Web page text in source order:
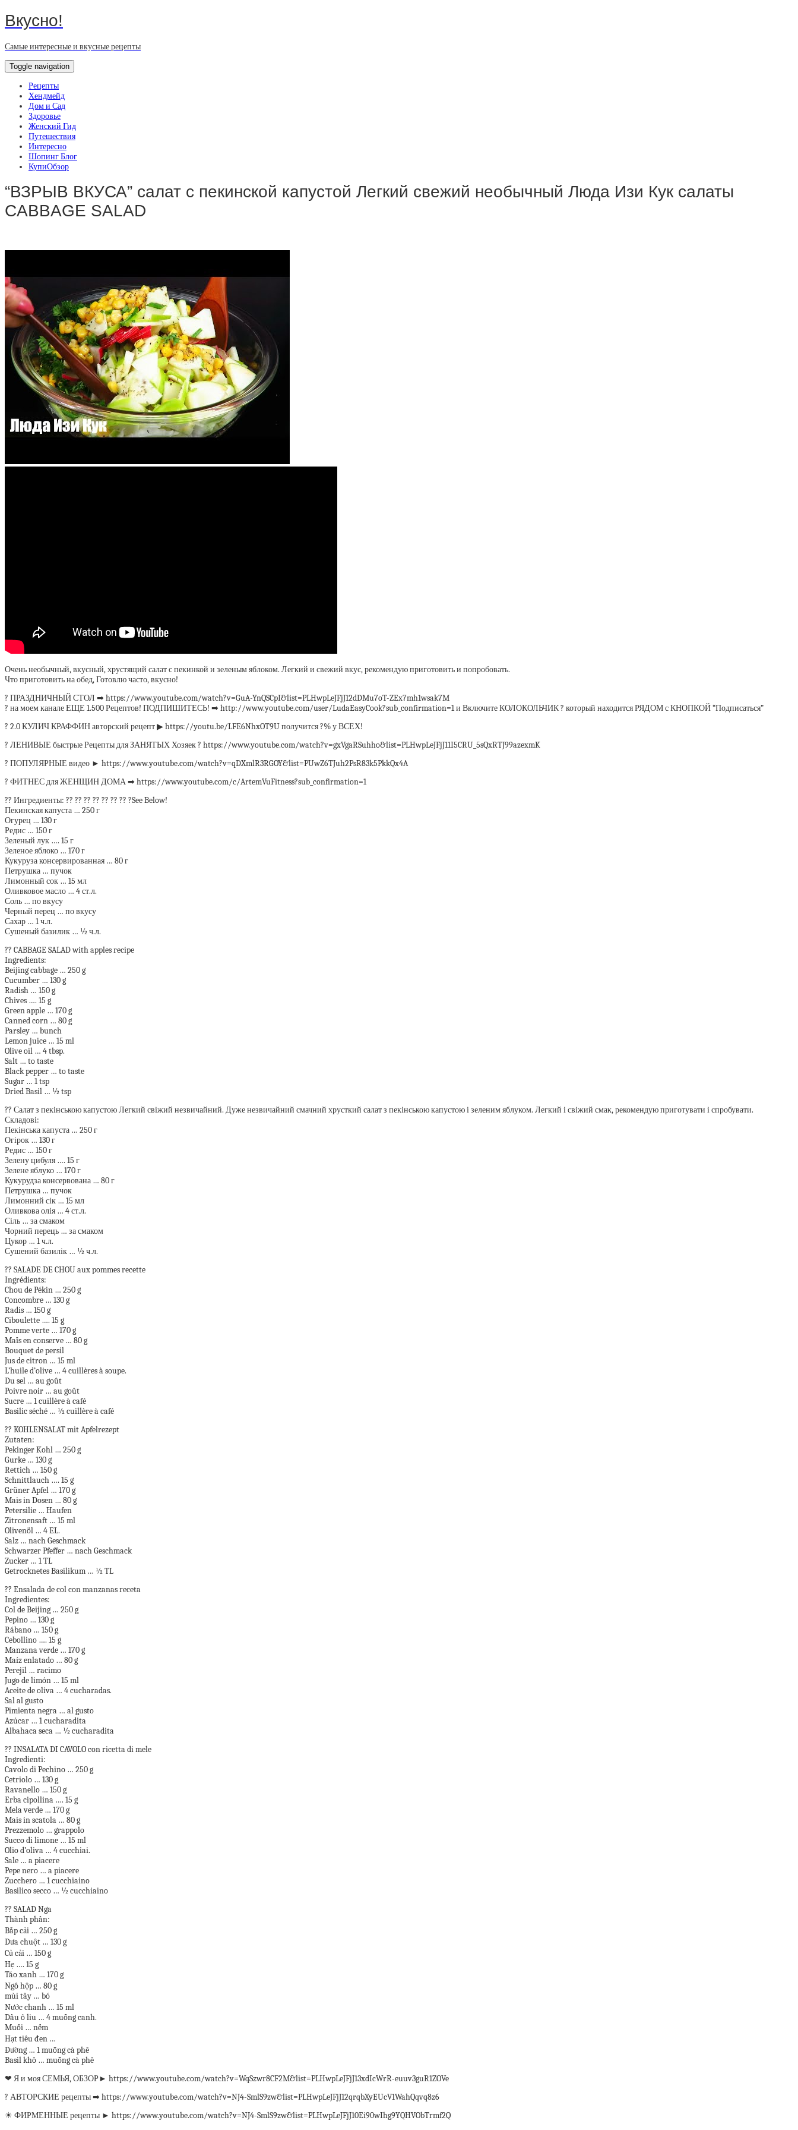
Вкусно!
Самые интересные и вкусные рецепты
Toggle navigation
Рецепты
Хендмейд
Дом и Сад
Здоровье
Женский Гид
Путешествия
Интересно
Шопинг Блог
КупиОбзор
“ВЗРЫВ ВКУСА” салат с пекинской капустой Легкий свежий необычный Люда Изи Кук салаты
CABBAGE SALAD
Очень необычный, вкусный, хрустящий салат с пекинкой и зеленым яблоком. Легкий и свежий вкус, рекомендую приготовить и попробовать.
Что приготовить на обед, Готовлю часто, вкусно!
? ПРАЗДНИЧНЫЙ СТОЛ ➡ https://www.youtube.com/watch?v=GuA-YnQSCpI&list=PLHwpLeJFjJ12dDMu7oT-ZEx7mh1wsak7M
? на моем канале ЕЩЕ 1.500 Рецептов! ПОДПИШИТЕСЬ! ➡ http://www.youtube.com/user/LudaEasyCook?sub_confirmation=1 и Включите КОЛОКОЛЬЧИК ? который находится РЯДОМ с КНОПКОЙ “Подписаться”
? 2.0 КУЛИЧ КРАФФИН авторский рецепт ▶ https://youtu.be/LFE6NhxOT9U получится ?% у ВСЕХ!
? ЛЕНИВЫЕ быстрые Рецепты для ЗАНЯТЫХ Хозяек ? https://www.youtube.com/watch?v=gxVgaRSuhho&list=PLHwpLeJFjJ11I5CRU_5sQxRTJ99azexmK
? ПОПУЛЯРНЫЕ видео ► https://www.youtube.com/watch?v=qDXmlR3RGOY&list=PUwZ6TJuh2PsR83k5PkkQx4A
? ФИТНЕС для ЖЕНЩИН ДОМА ➡ https://www.youtube.com/c/ArtemVuFitness?sub_confirmation=1
?? Ингредиенты: ?? ?? ?? ?? ?? ?? ?? ?See Below!
Пекинская капуста … 250 г
Огурец … 130 г
Редис … 150 г
Зеленый лук …. 15 г
Зеленое яблоко … 170 г
Кукуруза консервированная … 80 г
Петрушка … пучок
Лимонный сок … 15 мл
Оливковое масло … 4 ст.л.
Соль … по вкусу
Черный перец … по вкусу
Сахар … 1 ч.л.
Сушеный базилик … ½ ч.л.
?? CABBAGE SALAD with apples recipe
Ingredients:
Beijing cabbage … 250 g
Cucumber … 130 g
Radish … 150 g
Chives …. 15 g
Green apple … 170 g
Canned corn … 80 g
Parsley … bunch
Lemon juice … 15 ml
Olive oil … 4 tbsp.
Salt … to taste
Black pepper … to taste
Sugar … 1 tsp
Dried Basil … ½ tsp
?? Салат з пекінською капустою Легкий свіжий незвичайний. Дуже незвичайний смачний хрусткий салат з пекінською капустою і зеленим яблуком. Легкий і свіжий смак, рекомендую приготувати і спробувати.
Складові:
Пекінська капуста … 250 г
Огірок … 130 г
Редис … 150 г
Зелену цибуля …. 15 г
Зелене яблуко … 170 г
Кукурудза консервована … 80 г
Петрушка … пучок
Лимонний сік … 15 мл
Оливкова олія … 4 ст.л.
Сіль … за смаком
Чорний перець … за смаком
Цукор … 1 ч.л.
Сушений базилік … ½ ч.л.
?? SALADE DE CHOU aux pommes recette
Ingrédients:
Chou de Pékin … 250 g
Concombre … 130 g
Radis … 150 g
Ciboulette …. 15 g
Pomme verte … 170 g
Maïs en conserve … 80 g
Bouquet de persil
Jus de citron … 15 ml
L’huile d’olive … 4 cuillères à soupe.
Du sel … au goût
Poivre noir … au goût
Sucre … 1 cuillère à café
Basilic séché … ½ cuillère à café
?? KOHLENSALAT mit Apfelrezept
Zutaten:
Pekinger Kohl … 250 g
Gurke … 130 g
Rettich … 150 g
Schnittlauch …. 15 g
Grüner Apfel … 170 g
Mais in Dosen … 80 g
Petersilie … Haufen
Zitronensaft … 15 ml
Olivenöl … 4 EL.
Salz … nach Geschmack
Schwarzer Pfeffer … nach Geschmack
Zucker … 1 TL
Getrocknetes Basilikum … ½ TL
?? Ensalada de col con manzanas receta
Ingredientes:
Col de Beijing … 250 g
Pepino … 130 g
Rábano … 150 g
Cebollino …. 15 g
Manzana verde … 170 g
Maíz enlatado … 80 g
Perejil … racimo
Jugo de limón … 15 ml
Aceite de oliva … 4 cucharadas.
Sal al gusto
Pimienta negra … al gusto
Azúcar … 1 cucharadita
Albahaca seca … ½ cucharadita
?? INSALATA DI CAVOLO con ricetta di mele
Ingredienti:
Cavolo di Pechino … 250 g
Cetriolo … 130 g
Ravanello … 150 g
Erba cipollina …. 15 g
Mela verde … 170 g
Mais in scatola … 80 g
Prezzemolo … grappolo
Succo di limone … 15 ml
Olio d’oliva … 4 cucchiai.
Sale … a piacere
Pepe nero … a piacere
Zucchero … 1 cucchiaino
Basilico secco … ½ cucchiaino
?? SALAD Nga
Thành phần:
Bắp cải … 250 g
Dưa chuột … 130 g
Củ cải … 150 g
Hẹ …. 15 g
Táo xanh … 170 g
Ngô hộp … 80 g
mùi tây … bó
Nước chanh … 15 ml
Dầu ô liu … 4 muỗng canh.
Muối … nếm
Hạt tiêu đen …
Đường … 1 muỗng cà phê
Basil khô … muỗng cà phê
❤ Я и моя СЕМЬЯ, ОБЗОР► https://www.youtube.com/watch?v=WqSzwr8CF2M&list=PLHwpLeJFjJ13xdIcWrR-euuv3guR1ZOVe
? АВТОРСКИЕ рецепты ➡ https://www.youtube.com/watch?v=NJ4-SmlS9zw&list=PLHwpLeJFjJ12qrqbXyEUcV1WahQqvq8z6
☀ ФИРМЕННЫЕ рецепты ► https://www.youtube.com/watch?v=NJ4-SmlS9zw&list=PLHwpLeJFjJ10Ei90wIhg9YQHVObTrmf2Q